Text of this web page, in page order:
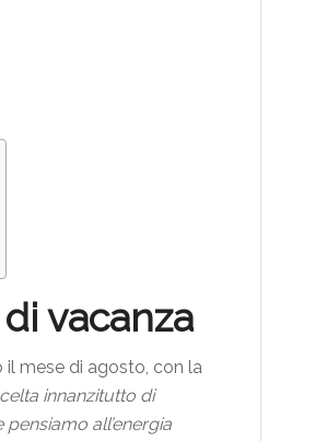
vacanza
il mese di agosto, con la
innanzitutto di
pensiamo all’energia